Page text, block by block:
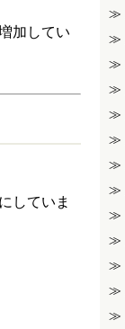
加してい
していま